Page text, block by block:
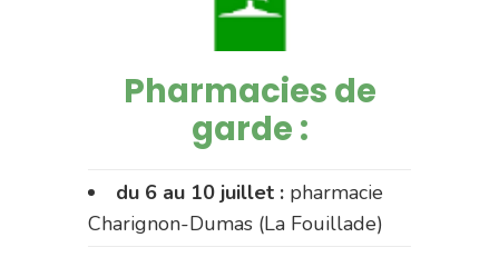
Pharmacies de
garde :
du 6 au 10 juillet : pharmacie
Charignon-Dumas (La Fouillade)